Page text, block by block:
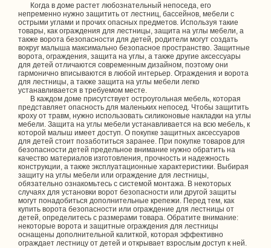
Когда в доме растет любознательный непоседа, его
непременно нужно защитить от лестниц, бассейнов, мебели с
острыми углами и прочих опасных предметов. Используя такие
товары, как ограждения для лестницы, защита на углы мебели, а
также ворота безопасности для детей, родители могут создать
вокруг малыша максимально безопасное пространство. Защитные
ворота, ограждения, защита на углы, а также другие аксессуары
для детей отличаются современным дизайном, поэтому они
гармонично вписываются в любой интерьер. Ограждения и ворота
для лестницы, а также защита на углы мебели легко
устанавливается в требуемом месте.
В каждом доме присутствует остроугольная мебель, которая
представляет опасность для маленьких непосед. Чтобы защитить
кроху от травм, нужно использовать силиконовые накладки на углы
мебели. Защита на углы мебели устанавливается на всю мебель, к
которой малыш имеет доступ. О покупке защитных аксессуаров
для детей стоит позаботиться заранее. При покупке товаров для
безопасности детей предельное внимание нужно обратить на
качество материалов изготовления, прочность и надежность
конструкции, а также эксплуатационные характеристики. Выбирая
защиту на углы мебели или ограждение для лестницы,
обязательно ознакомьтесь с системой монтажа. В некоторых
случаях для установки ворот безопасности или другой защиты
могут понадобиться дополнительные крепежи. Перед тем, как
купить ворота безопасности или ограждение для лестницы от
детей, определитесь с размерами товара. Обратите внимание:
некоторые ворота и защитные ограждения для лестницы
оснащены дополнительной калиткой, которая эффективно
ограждает лестницу от детей и открывает взрослым доступ к ней.